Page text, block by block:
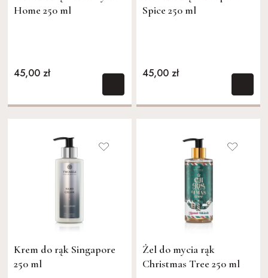
Home 250 ml
45,00 zł
Spice 250 ml
45,00 zł
Krem do rąk Singapore
250 ml
Żel do mycia rąk
Christmas Tree 250 ml